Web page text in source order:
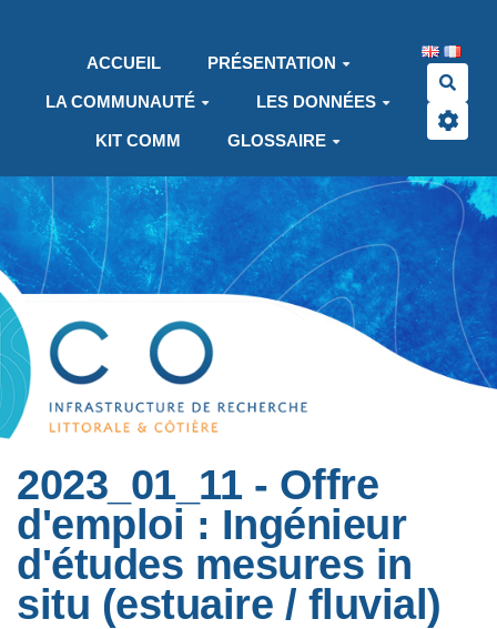
ACCUEIL
PRÉSENTATION
LA COMMUNAUTÉ LES DONNÉES
KIT COMM GLOSSAIRE
2023_01_11 - Offre
d'emploi : Ingénieur
d'études mesures in
situ (estuaire / fluvial)